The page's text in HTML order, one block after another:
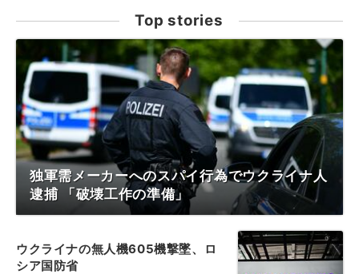
Top stories
独軍需メーカーへのスパイ行為でウクライナ人
逮捕 「破壊工作の準備」
ウクライナの無人機605機撃墜、ロ
シア国防省